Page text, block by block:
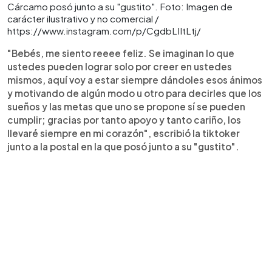
Cárcamo posó junto a su "gustito". Foto: Imagen de
carácter ilustrativo y no comercial /
https://www.instagram.com/p/CgdbLIItLtj/
"Bebés, me siento reeee feliz. Se imaginan lo que
ustedes pueden lograr solo por creer en ustedes
mismos, aquí voy a estar siempre dándoles esos ánimos
y motivando de algún modo u otro para decirles que los
sueños y las metas que uno se propone sí se pueden
cumplir; gracias por tanto apoyo y tanto cariño, los
llevaré siempre en mi corazón", escribió la tiktoker
junto a la postal en la que posó junto a su "gustito".